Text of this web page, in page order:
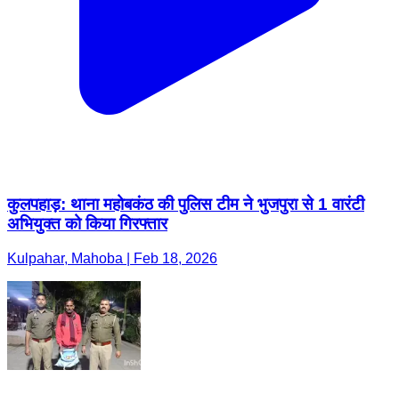
कुलपहाड़: थाना महोबकंठ की पुलिस टीम ने भुजपुरा से 1 वारंटी
अभियुक्त को किया गिरफ्तार
Kulpahar, Mahoba | Feb 18, 2026